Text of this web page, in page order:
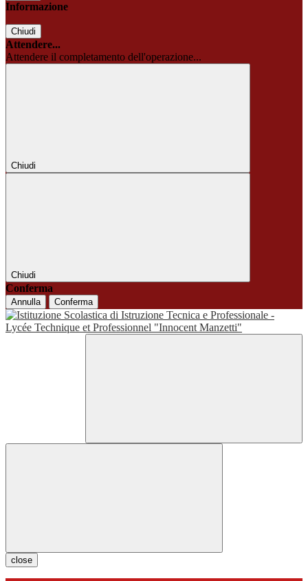
Informazione
Chiudi
Attendere...
Attendere il completamento dell'operazione...
Chiudi
Chiudi
Conferma
Annulla Conferma
close